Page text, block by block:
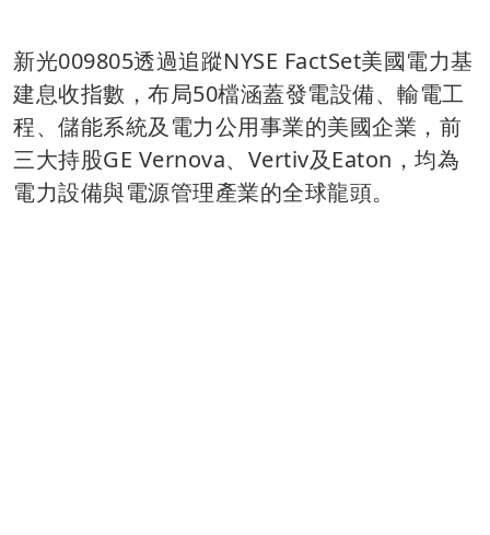
新光009805透過追蹤NYSE FactSet美國電力基
建息收指數，布局50檔涵蓋發電設備、輸電工
程、儲能系統及電力公用事業的美國企業，前
三大持股GE Vernova、Vertiv及Eaton，均為
電力設備與電源管理產業的全球龍頭。